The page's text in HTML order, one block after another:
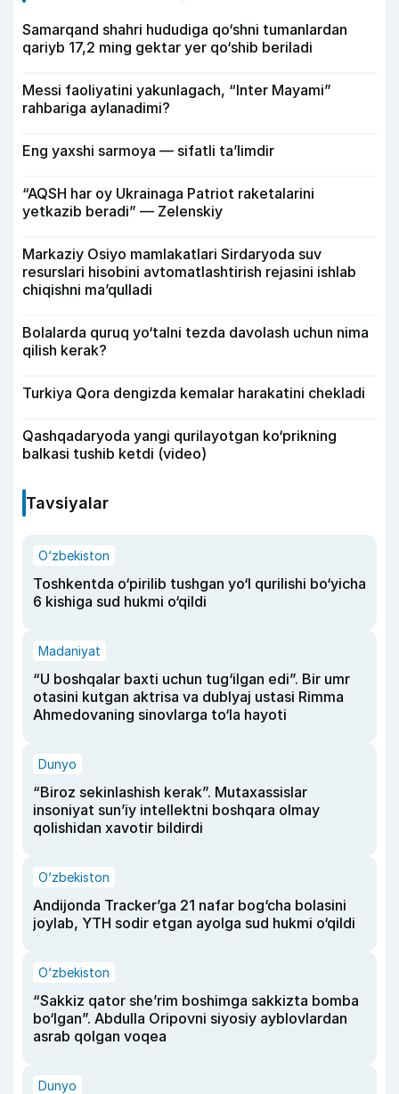
Samarqand shahri hududiga qo‘shni tumanlardan
qariyb 17,2 ming gektar yer qo‘shib beriladi
Messi faoliyatini yakunlagach, “Inter Mayami”
rahbariga aylanadimi?
Eng yaxshi sarmoya — sifatli ta’limdir
“AQSH har oy Ukrainaga Patriot raketalarini
yetkazib beradi” — Zelenskiy
Markaziy Osiyo mamlakatlari Sirdaryoda suv
resurslari hisobini avtomatlashtirish rejasini ishlab
chiqishni ma’qulladi
Bolalarda quruq yo‘talni tezda davolash uchun nima
qilish kerak?
Turkiya Qora dengizda kemalar harakatini chekladi
Qashqadaryoda yangi qurilayotgan ko‘prikning
balkasi tushib ketdi (video)
Tavsiyalar
O‘zbekiston
Toshkentda o‘pirilib tushgan yo‘l qurilishi bo‘yicha
6 kishiga sud hukmi o‘qildi
Madaniyat
“U boshqalar baxti uchun tug‘ilgan edi”. Bir umr
otasini kutgan aktrisa va dublyaj ustasi Rimma
Ahmedovaning sinovlarga to‘la hayoti
Dunyo
“Biroz sekinlashish kerak”. Mutaxassislar
insoniyat sun’iy intellektni boshqara olmay
qolishidan xavotir bildirdi
O‘zbekiston
Andijonda Tracker’ga 21 nafar bog‘cha bolasini
joylab, YTH sodir etgan ayolga sud hukmi o‘qildi
O‘zbekiston
“Sakkiz qator she’rim boshimga sakkizta bomba
bo‘lgan”. Abdulla Oripovni siyosiy ayblovlardan
asrab qolgan voqea
Dunyo